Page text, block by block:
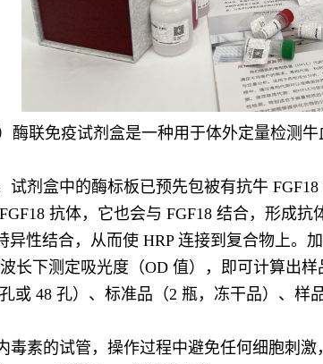
酶联免疫试剂盒是一种用于体外定量检测
剂盒中的酶标板已预先包被有抗牛
抗体，它也会与 FGF18 结合，形成
异性结合，从而使 HRP 连接到复合物上。
长下测定吸光度（OD 值），即可计算出样
或 48 孔）、标准品（2 瓶，冻干品）、
毒素的试管，操作过程中避免任何细胞刺